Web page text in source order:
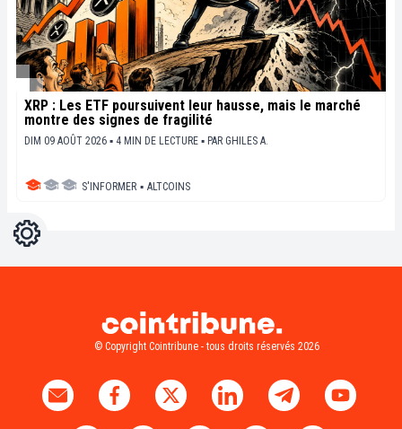
XRP : Les ETF poursuivent leur hausse, mais le marché
montre des signes de fragilité
DIM 09 AOÛT 2026 ▪ 4 MIN DE LECTURE ▪ PAR GHILES A.
S'INFORMER ▪ ALTCOINS
Réglages
© Copyright Cointribune - tous droits réservés 2026